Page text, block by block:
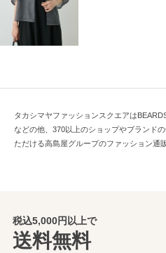
タカシマヤファッションスクエアは
などの他、370以上のショップやブランド
ただける高島屋グループのファッション通
税込5,000円以上で
送料無料